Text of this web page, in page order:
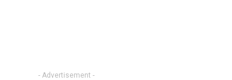
- Advertisement -